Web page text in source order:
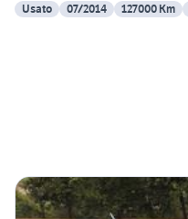
Usato
07/2014 127000 Km